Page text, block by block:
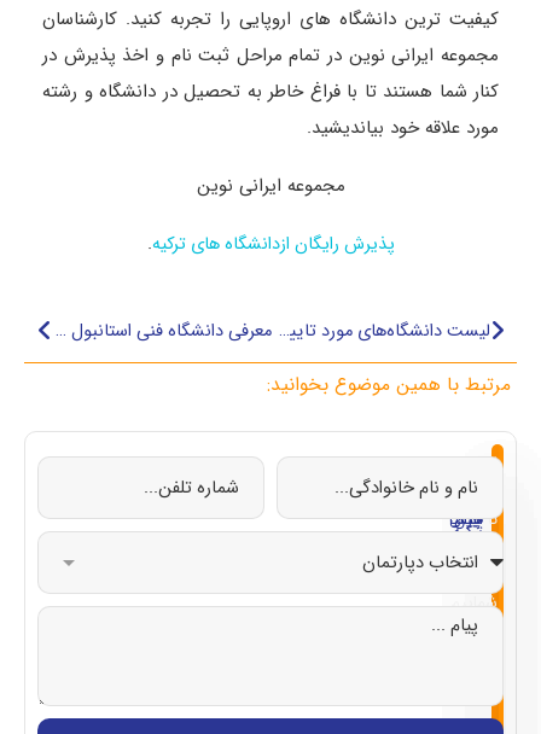
کیفیت ترین دانشگاه های اروپایی را تجربه کنید. کارشناسان
مجموعه ایرانی نوین در تمام مراحل ثبت نام و اخذ پذیرش در
کنار شما هستند تا با فراغ خاطر به تحصیل در دانشگاه و رشته
مورد علاقه خود بیاندیشید.
مجموعه ایرانی نوین
پذیرش رایگان ازدانشگاه های ترکیه.
لیست دانشگاه‌های مورد تایید وزارت بهداشت ایران در ترکیه معرفی دانشگاه فنی استانبول (استانبول تکنیک)
مرتبط با همین موضوع بخوانید:
از
صفر
تا
با
شماییم
تحصیل
ترکیه
در
ایتالیا
در
چین
در
قبرس